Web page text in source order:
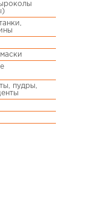
пудры,